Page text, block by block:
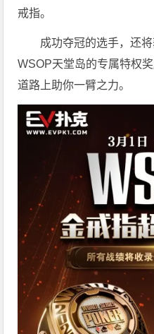
戒指。
成功夺冠的选手，还
WSOP天堂岛的专属特权
道路上助你一臂之力。